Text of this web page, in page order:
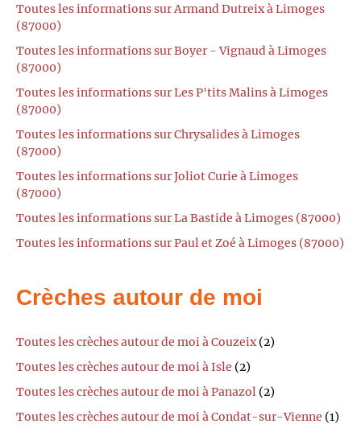
Toutes les informations sur Armand Dutreix à Limoges
(87000)
Toutes les informations sur Boyer - Vignaud à Limoges
(87000)
Toutes les informations sur Les P'tits Malins à Limoges
(87000)
Toutes les informations sur Chrysalides à Limoges
(87000)
Toutes les informations sur Joliot Curie à Limoges
(87000)
Toutes les informations sur La Bastide à Limoges (87000)
Toutes les informations sur Paul et Zoé à Limoges (87000)
Crèches autour de moi
Toutes les crèches autour de moi à Couzeix(2)
Toutes les crèches autour de moi à Isle (2)
Toutes les crèches autour de moi à Panazol (2)
Toutes les crèches autour de moi à Condat-sur-Vienne (1)